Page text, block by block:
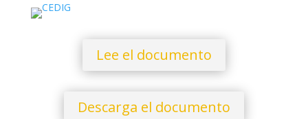
Lee el documento
Descarga el documento